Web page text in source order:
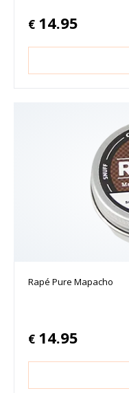
€ 14.95
Rapé Pure Mapacho
€ 14.95